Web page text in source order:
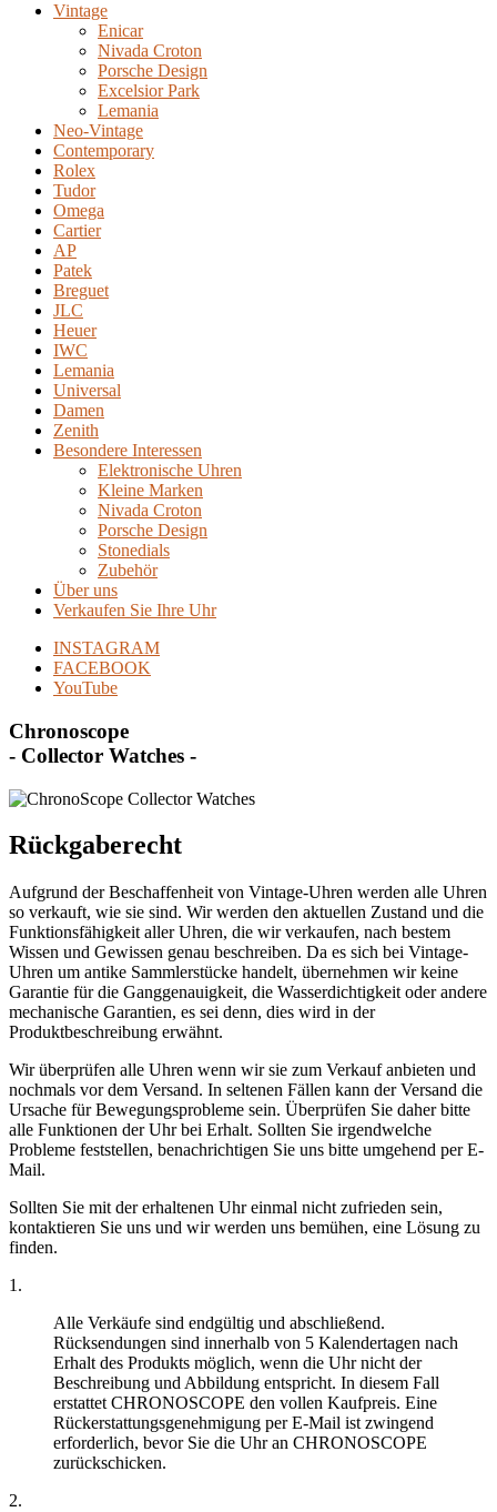
Vintage
Enicar
Nivada Croton
Porsche Design
Excelsior Park
Lemania
Neo-Vintage
Contemporary
Rolex
Tudor
Omega
Cartier
AP
Patek
Breguet
JLC
Heuer
IWC
Lemania
Universal
Damen
Zenith
Besondere Interessen
Elektronische Uhren
Kleine Marken
Nivada Croton
Porsche Design
Stonedials
Zubehör
Über uns
Verkaufen Sie Ihre Uhr
INSTAGRAM
FACEBOOK
YouTube
Chronoscope
- Collector Watches -
Rückgaberecht
Aufgrund der Beschaffenheit von Vintage-Uhren werden alle Uhren
so verkauft, wie sie sind. Wir werden den aktuellen Zustand und die
Funktionsfähigkeit aller Uhren, die wir verkaufen, nach bestem
Wissen und Gewissen genau beschreiben. Da es sich bei Vintage-
Uhren um antike Sammlerstücke handelt, übernehmen wir keine
Garantie für die Ganggenauigkeit, die Wasserdichtigkeit oder andere
mechanische Garantien, es sei denn, dies wird in der
Produktbeschreibung erwähnt.
Wir überprüfen alle Uhren wenn wir sie zum Verkauf anbieten und
nochmals vor dem Versand. In seltenen Fällen kann der Versand die
Ursache für Bewegungsprobleme sein. Überprüfen Sie daher bitte
alle Funktionen der Uhr bei Erhalt. Sollten Sie irgendwelche
Probleme feststellen, benachrichtigen Sie uns bitte umgehend per E-
Mail.
Sollten Sie mit der erhaltenen Uhr einmal nicht zufrieden sein,
kontaktieren Sie uns und wir werden uns bemühen, eine Lösung zu
finden.
1.
Alle Verkäufe sind endgültig und abschließend.
Rücksendungen sind innerhalb von 5 Kalendertagen nach
Erhalt des Produkts möglich, wenn die Uhr nicht der
Beschreibung und Abbildung entspricht. In diesem Fall
erstattet CHRONOSCOPE den vollen Kaufpreis. Eine
Rückerstattungsgenehmigung per E-Mail ist zwingend
erforderlich, bevor Sie die Uhr an CHRONOSCOPE
zurückschicken.
2.